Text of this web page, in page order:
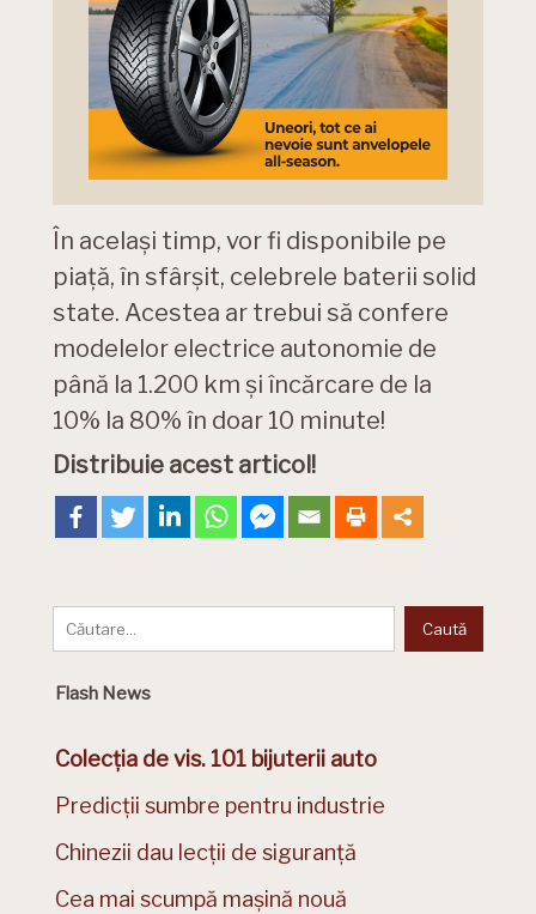
În același timp, vor fi disponibile pe
piață, în sfârșit, celebrele baterii solid
state. Acestea ar trebui să confere
modelelor electrice autonomie de
până la 1.200 km și încărcare de la
10% la 80% în doar 10 minute!
Distribuie acest articol!
Flash News
Colecția de vis. 101 bijuterii auto
Predicții sumbre pentru industrie
Chinezii dau lecții de siguranță
Cea mai scumpă mașină nouă